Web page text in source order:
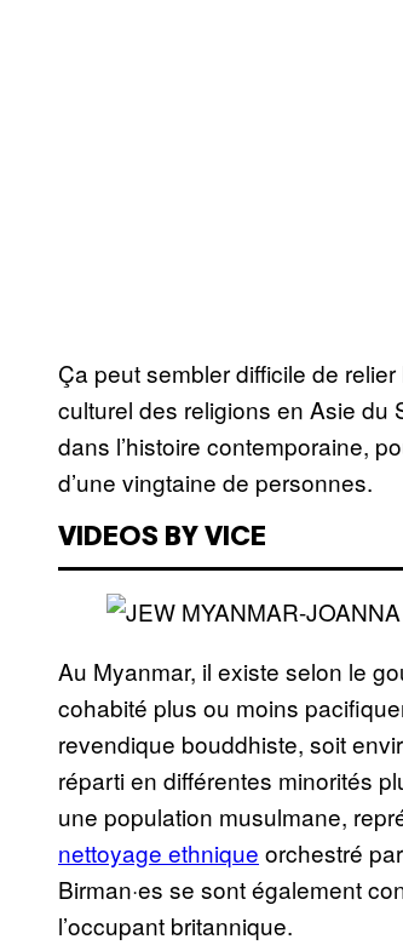
Ça peut sembler difficile de
culturel des religions en Asie du
dans l’histoire contemporaine,
d’une vingtaine de personnes.
VIDEOS BY VICE
Au Myanmar, il existe selon le
cohabité plus ou moins
revendique bouddhiste, soit
réparti en différentes minorités
une population musulmane,
nettoyage ethnique orchestré
Birman·es se sont également
l’occupant britannique.